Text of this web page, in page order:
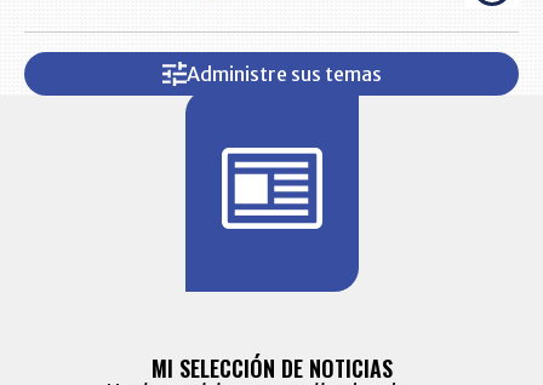
Administre sus temas
MI SELECCIÓN DE NOTICIAS